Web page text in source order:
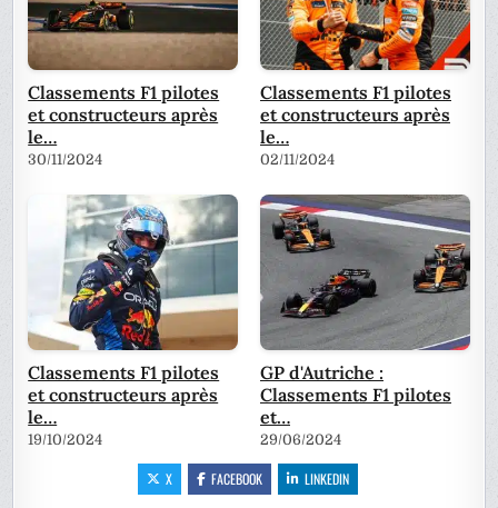
Classements F1 pilotes
et constructeurs après
le…
30/11/2024
Classements F1 pilotes
et constructeurs après
le…
02/11/2024
Classements F1 pilotes
et constructeurs après
le…
19/10/2024
GP d'Autriche :
Classements F1 pilotes
et…
29/06/2024
X FACEBOOK LINKEDIN